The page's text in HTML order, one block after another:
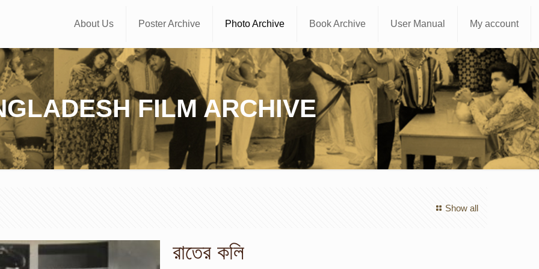
About Us Poster Archive Photo Archive Book Archive User Manual My account
FILM ARCHIVE
Show all
রাতের কলি